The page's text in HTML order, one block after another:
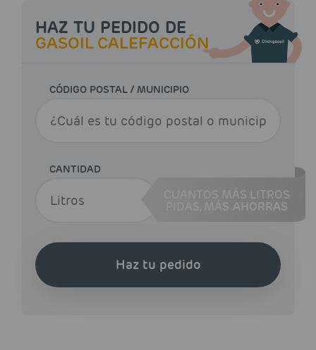
HAZ TU PEDIDO DE
GASOIL CALEFACCIÓN
CÓDIGO POSTAL / MUNICIPIO
CANTIDAD
CUANTOS MÁS LITROS
MÁS AHORRAS
Haz tu pedido